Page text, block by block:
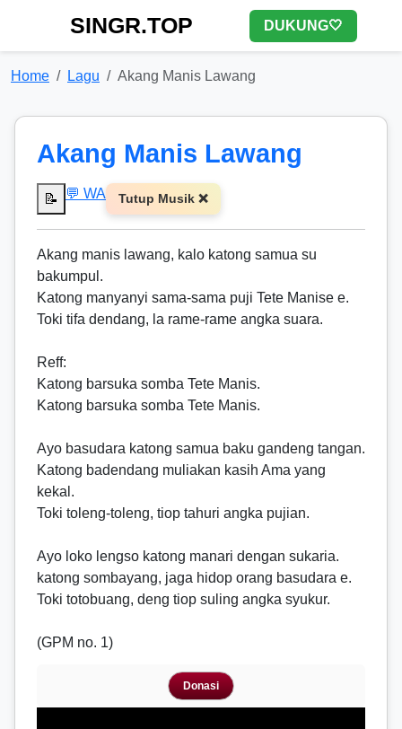
SINGR.TOP DUKUNG🤍
Home Lagu Akang Manis Lawang
Akang Manis Lawang
📝 💬 WA Tutup Musik ❌
Akang manis lawang, kalo katong samua su
bakumpul.
Katong manyanyi sama-sama puji Tete Manise e.
Toki tifa dendang, la rame-rame angka suara.
Reff:
Katong barsuka somba Tete Manis.
Katong barsuka somba Tete Manis.
Ayo basudara katong samua baku gandeng tangan.
Katong badendang muliakan kasih Ama yang
kekal.
Toki toleng-toleng, tiop tahuri angka pujian.
Ayo loko lengso katong manari dengan sukaria.
katong sombayang, jaga hidop orang basudara e.
Toki totobuang, deng tiop suling angka syukur.
(GPM no. 1)
Donasi